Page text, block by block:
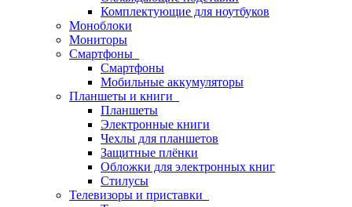
Комплектующие для ноутбуков
Моноблоки
Мониторы
Смартфоны
Смартфоны
Мобильные аккумуляторы
Планшеты и книги
Планшеты
Электронные книги
Чехлы для планшетов
Защитные плёнки
Обложки для электронных книг
Стилусы
Телевизоры и приставки